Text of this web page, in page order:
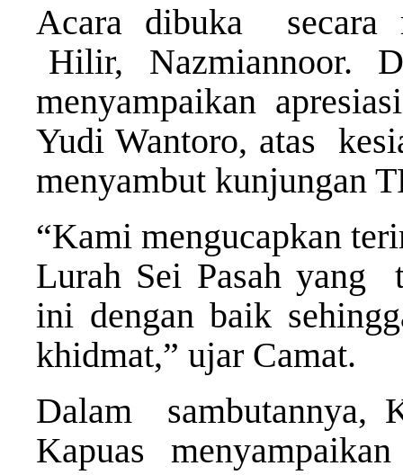
Acara dibuka
Hilir, Nazmiannoor.
menyampaikan
Yudi Wantoro, atas
menyambut kunjungan
“Kami mengucapkan
Lurah Sei Pasah yang
ini dengan baik
khidmat,” ujar Camat.
Dalam
Kapuas